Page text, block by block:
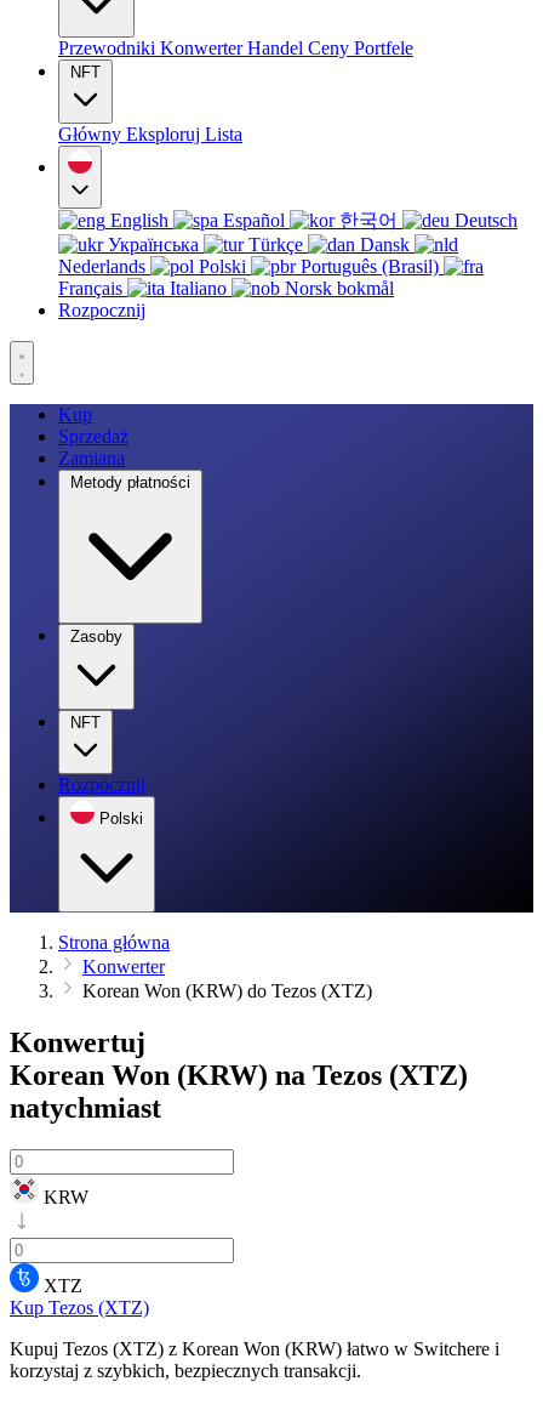
Przewodniki KonwerterHandel Ceny Portfele
NFT
Główny Eksploruj Lista
English Español 한국어
Deutsch
Українська
Türkçe
Dansk
Nederlands
Polski
Português (Brasil)
Français
Italiano
Norsk bokmål
Rozpocznij
Kup
Sprzedaż
Zamiana
Metody płatności
Zasoby
NFT
Rozpocznij
Polski
Strona główna
Konwerter
Korean Won (KRW) do Tezos (XTZ)
Konwertuj
Korean Won (KRW) na Tezos (XTZ)
natychmiast
KRW
XTZ
Kup Tezos (XTZ)
Kupuj Tezos (XTZ) z Korean Won (KRW) łatwo w Switchere i
korzystaj z szybkich, bezpiecznych transakcji.